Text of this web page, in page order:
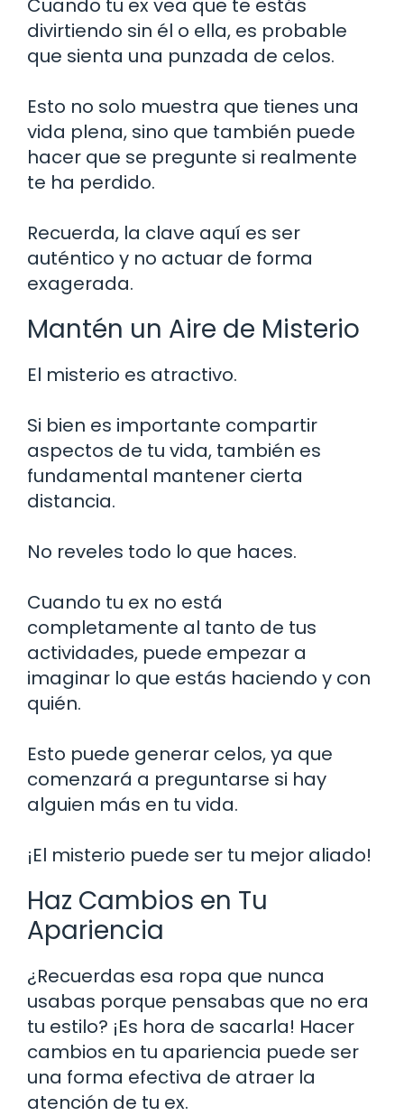
Cuando tu ex vea que te estás
divirtiendo sin él o ella, es probable
que sienta una punzada de celos.
Esto no solo muestra que tienes una
vida plena, sino que también puede
hacer que se pregunte si realmente
te ha perdido.
Recuerda, la clave aquí es ser
auténtico y no actuar de forma
exagerada.
Mantén un Aire de Misterio
El misterio es atractivo.
Si bien es importante compartir
aspectos de tu vida, también es
fundamental mantener cierta
distancia.
No reveles todo lo que haces.
Cuando tu ex no está
completamente al tanto de tus
actividades, puede empezar a
imaginar lo que estás haciendo y con
quién.
Esto puede generar celos, ya que
comenzará a preguntarse si hay
alguien más en tu vida.
¡El misterio puede ser tu mejor aliado!
Haz Cambios en Tu
Apariencia
¿Recuerdas esa ropa que nunca
usabas porque pensabas que no era
tu estilo? ¡Es hora de sacarla! Hacer
cambios en tu apariencia puede ser
una forma efectiva de atraer la
atención de tu ex.